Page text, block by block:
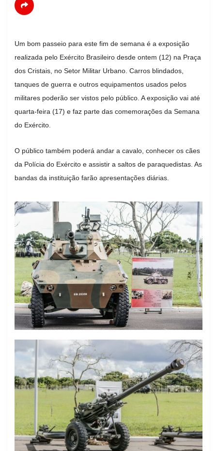
Um bom passeio para este fim de semana é a exposição
realizada pelo Exército Brasileiro desde ontem (12) na Praça
dos Cristais, no Setor Militar Urbano. Carros blindados,
tanques de guerra e outros equipamentos usados pelos
militares poderão ser vistos pelo público. A exposição vai até
quarta-feira (17) e faz parte das comemorações da Semana
do Exército.
O público também poderá andar a cavalo, conhecer os cães
da Polícia do Exército e assistir a saltos de paraquedistas. As
bandas da instituição farão apresentações diárias.